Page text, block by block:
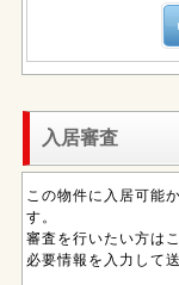
入居審査
この物件に入居可能
す。
審査を行いたい方は
必要情報を入力して